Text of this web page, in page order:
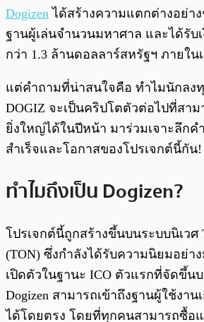
Dogizen ได้สร้างความแตกต่างอย่า
ฐานผู้เล่นจำนวนมหาศาล และได้รับ
กว่า 1.3 ล้านดอลลาร์สหรัฐฯ ภายใน
แต่คำถามที่น่าสนใจคือ ทำไมนักลง
DOGIZ จะเป็นคริปโตตัวต่อไปที่สา
ยิ่งใหญ่ได้ในปีหน้า มาร่วมเจาะลึกค
สำเร็จและโอกาสของโปรเจกต์นี้กัน!
ทำไมถึงเป็น Dogizen?
โปรเจกต์นี้ถูกสร้างขึ้นบนระบบนิเวศ
(TON) ซึ่งกำลังได้รับความนิยมอย่าง
เปิดตัวในฐานะ ICO ตัวแรกที่จัดขึ้นบ
Dogizen สามารถเข้าถึงฐานผู้ใช้งา
ได้โดยตรง โดยที่ทุกคนสามารถซื้อ